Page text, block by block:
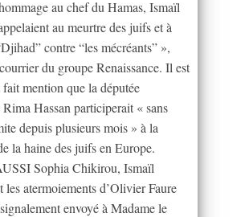
au chef du Hamas, Ismaïl
au meurtre des juifs et à
contre “les mécréants” »,
du groupe Renaissance. Il est
fait mention que la députée
Hassan participerait « sans
depuis plusieurs mois » à la
la haine des juifs en Europe.
Sophia Chikirou, Ismaïl
les atermoiements d’Olivier Faure
envoyé à Madame le